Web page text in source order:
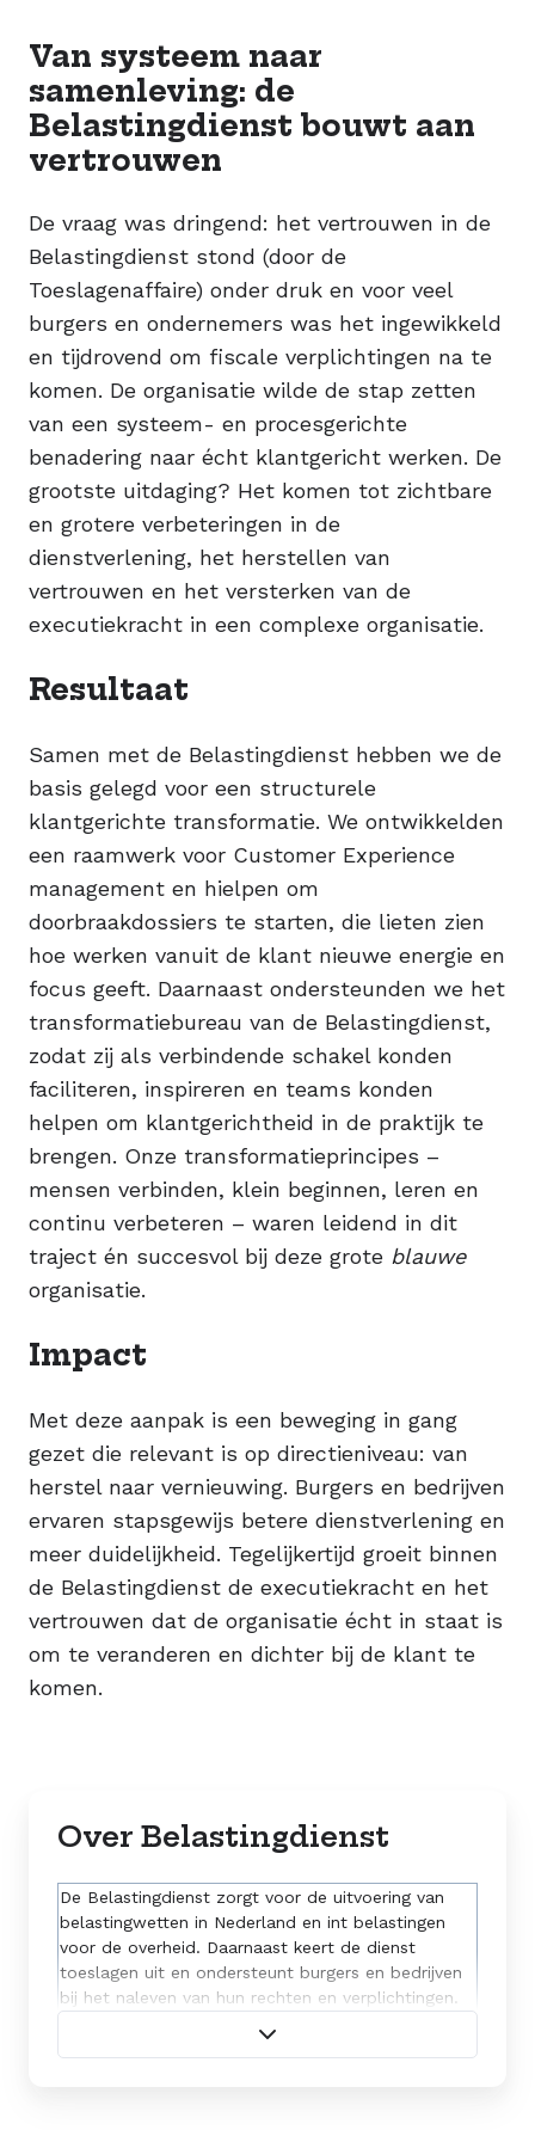
Van systeem naar
samenleving: de
Belastingdienst bouwt aan
vertrouwen
De vraag was dringend: het vertrouwen in de
Belastingdienst stond (door de
Toeslagenaffaire) onder druk en voor veel
burgers en ondernemers was het ingewikkeld
en tijdrovend om fiscale verplichtingen na te
komen. De organisatie wilde de stap zetten
van een systeem- en procesgerichte
benadering naar écht klantgericht werken. De
grootste uitdaging? Het komen tot zichtbare
en grotere verbeteringen in de
dienstverlening, het herstellen van
vertrouwen en het versterken van de
executiekracht in een complexe organisatie.
Resultaat
Samen met de Belastingdienst hebben we de
basis gelegd voor een structurele
klantgerichte transformatie. We ontwikkelden
een raamwerk voor Customer Experience
management en hielpen om
doorbraakdossiers te starten, die lieten zien
hoe werken vanuit de klant nieuwe energie en
focus geeft. Daarnaast ondersteunden we het
transformatiebureau van de Belastingdienst,
zodat zij als verbindende schakel konden
faciliteren, inspireren en teams konden
helpen om klantgerichtheid in de praktijk te
brengen. Onze transformatieprincipes –
mensen verbinden, klein beginnen, leren en
continu verbeteren – waren leidend in dit
traject én succesvol bij deze grote blauwe
organisatie.
Impact
Met deze aanpak is een beweging in gang
gezet die relevant is op directieniveau: van
herstel naar vernieuwing. Burgers en bedrijven
ervaren stapsgewijs betere dienstverlening en
meer duidelijkheid. Tegelijkertijd groeit binnen
de Belastingdienst de executiekracht en het
vertrouwen dat de organisatie écht in staat is
om te veranderen en dichter bij de klant te
komen.
Over Belastingdienst
De Belastingdienst zorgt voor de uitvoering van
belastingwetten in Nederland en int belastingen
voor de overheid. Daarnaast keert de dienst
toeslagen uit en ondersteunt burgers en bedrijven
bij het naleven van hun rechten en verplichtingen.